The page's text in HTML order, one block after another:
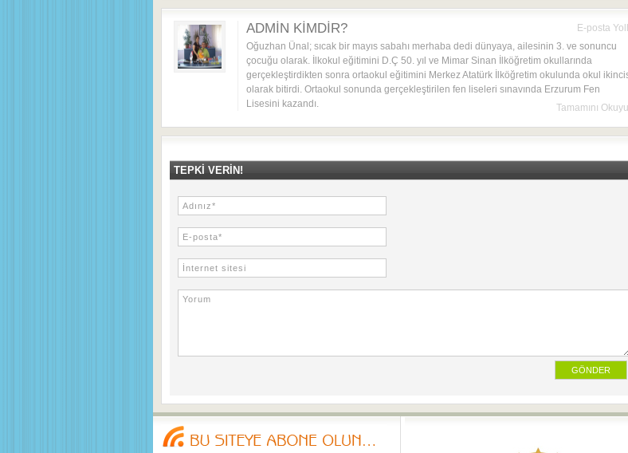
ADMIN KIMDIR?
Oğuzhan Ünal; sıcak bir mayıs sabahı merhaba dedi dünyaya, ailesinin 3. ve sonuncu
çocuğu olarak. İlkokul eğitimini D.Ç 50. yıl ve Mimar Sinan İlköğretim okullarında
gerçekleştirdikten sonra ortaokul eğitimini Merkez Atatürk İlköğretim okulunda okul
olarak bitirdi. Ortaokul sonunda gerçekleştirilen fen liseleri sınavında Erzurum Fen
Lisesini kazandı.
Tamamını
E-posta
TEPKI VERIN!